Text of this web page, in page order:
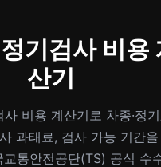
기검사 비용
산기
사 비용 계산기로 차종·정
과태료, 검사 가능 기간
교통안전공단(TS) 공식 수